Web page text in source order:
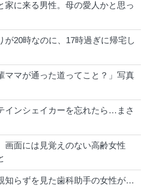
家に来る男性。母の愛人かと思っ
が20時なのに、17時過ぎに帰宅し
ママが通った道ってこと？」写真
インシェイカーを忘れたら…まさ
画面には見覚えのない高齢女性
知らずを見た歯科助手の女性が…